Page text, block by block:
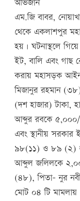
অভিজান
এম.জি বাবর,
থেকে একলাশপুর
হয়। ঘটনাস্থলে
ইট, বালি এবং গাছ
করায় মহাসড়ক
মিজানুর রহমান
(দশ হাজার) টাকা,
আব্দুর রবকে ৫,০০০/-
এবং স্থানীয়
৯৮(১১) ও ৮৯ (২)
আব্দুল জলিলকে
(৪৮), পিতা- নুর
মোট ০৪ টি